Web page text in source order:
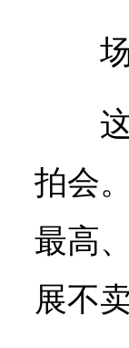
拍会
最高
展不